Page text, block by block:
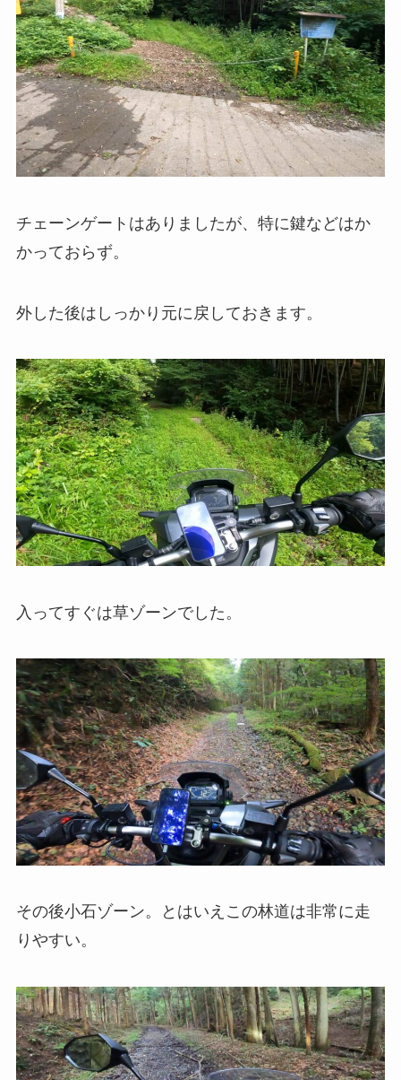
チェーンゲートはありましたが、特に鍵などはか
かっておらず。
外した後はしっかり元に戻しておきます。
入ってすぐは草ゾーンでした。
その後小石ゾーン。とはいえこの林道は非常に走
りやすい。